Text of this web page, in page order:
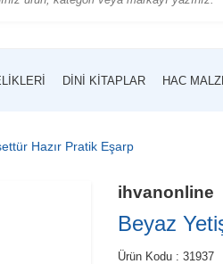
DINI KITAPLAR HAC
Hazır Pratik Eşarp
ihvanonline
Beyaz
Ürün Kodu : 31937